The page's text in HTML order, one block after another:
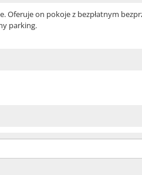
Oferuje on pokoje z bezpłatnym
parking.